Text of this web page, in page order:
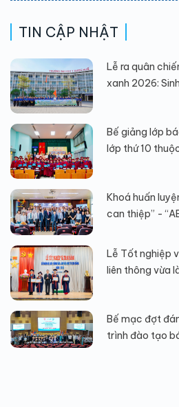
TIN CẬP NHẬT
Lễ ra quân
xanh 2026:
Bế giảng lớp
lớp thứ 10
Khoá huấn
can thiệp” -
Lễ Tốt nghiệp
liên thông vừa
Bế mạc đợt
trình đào tạo